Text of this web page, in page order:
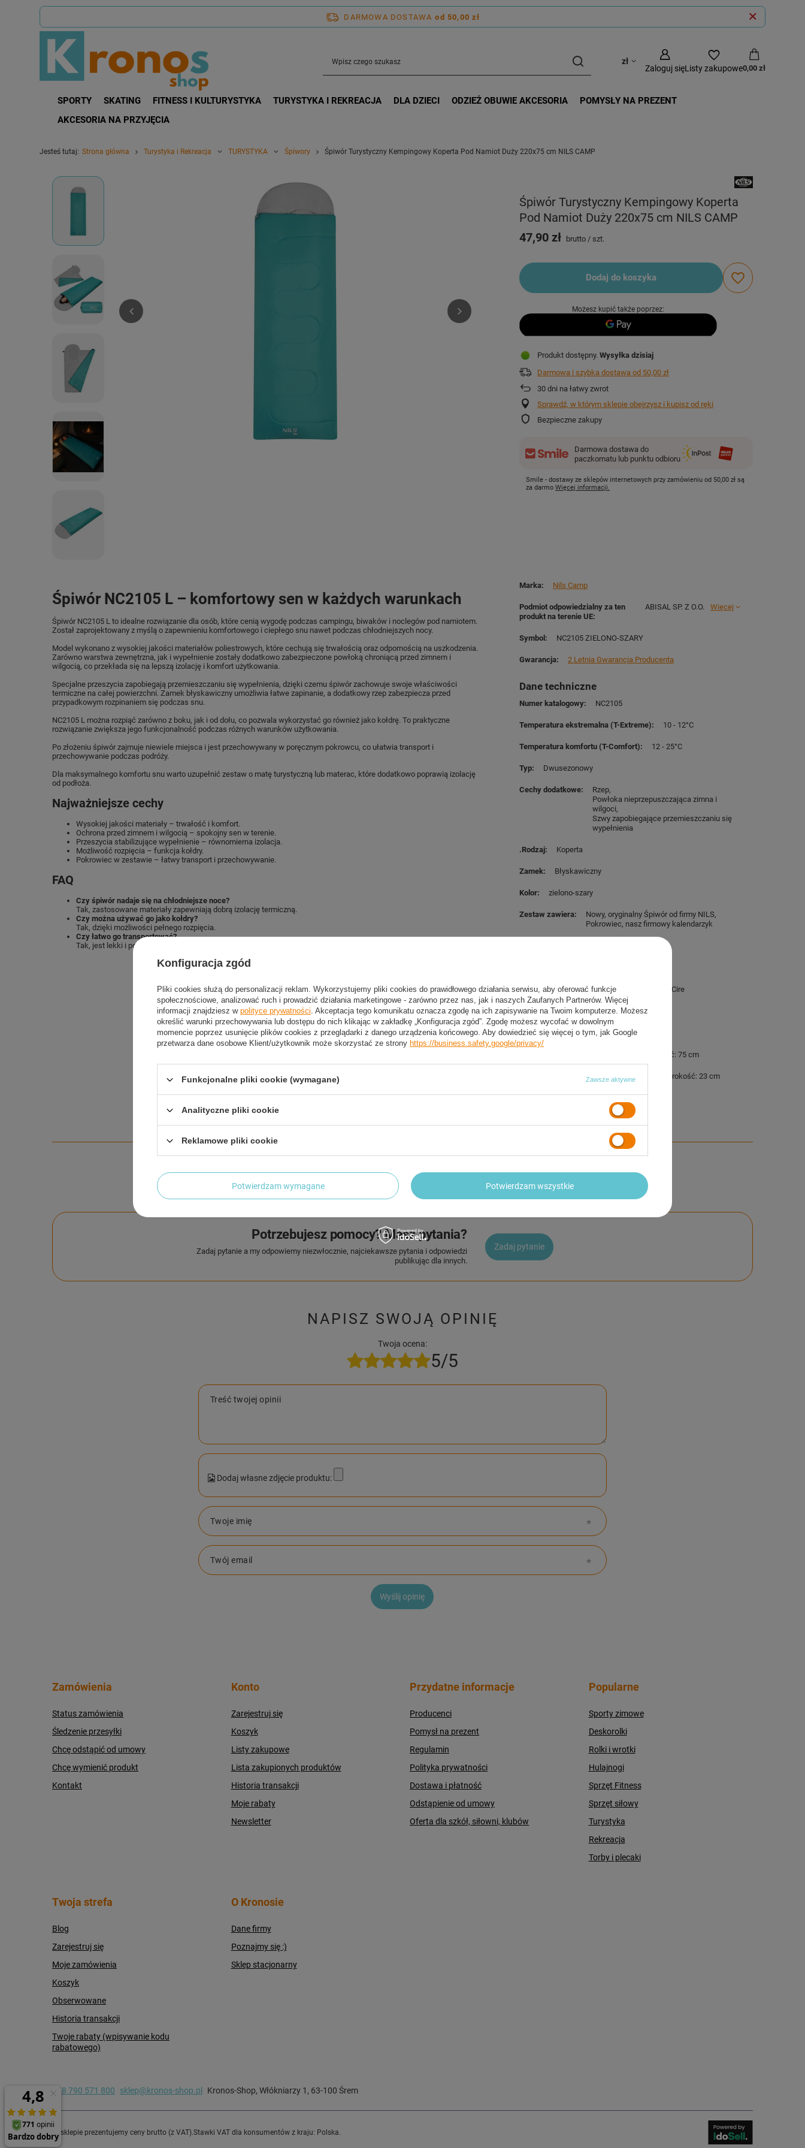
DARMOWA DOSTAWA od 50,00 zł
zł
Zaloguj sięListy zakupowe0,00 zł
SPORTY SKATING FITNESS I KULTURYSTYKA TURYSTYKA I REKREACJA DLA DZIECI ODZIEŻ OBUWIE AKCESORIA
POMYSŁY NA PREZENT
AKCESORIA NA PRZYJĘCIA
Jesteś tutaj: Strona główna Turystyka i Rekreacja TURYSTYKA Śpiwory Śpiwór Turystyczny Kempingowy Koperta Pod Namiot Duży 220x75 cm NILS CAMP
Śpiwór Turystyczny Kempingowy Koperta
Pod Namiot Duży 220x75 cm NILS CAMP
47,90 zł
brutto / szt.
Dodaj do koszyka
Możesz kupić także poprzez:
Produkt dostępny Wysyłkadzisiaj
Darmowa i szybka dostawa od 50,00 zł
30 dni na łatwy zwrot
Sprawdź, w którym sklepie obejrzysz i kupisz od ręki
Bezpieczne zakupy
Darmowa dostawa do
paczkomatu lub punktu odbioru
Smile - dostawy ze sklepów internetowych przy zamówieniu od 50,00 zł są
za darmoWięcej informacji.
Śpiwór NC2105 L – komfortowy sen w każdych warunkach
Śpiwór NC2105 L to idealne rozwiązanie dla osób, które cenią wygodę podczas campingu, biwaków i noclegów pod namiotem.
Został zaprojektowany z myślą o zapewnieniu komfortowego i ciepłego snu nawet podczas chłodniejszych nocy.
Model wykonano z wysokiej jakości materiałów poliestrowych, które cechują się trwałością oraz odpornością na uszkodzenia.
Zarówno warstwa zewnętrzna, jak i wypełnienie zostały dodatkowo zabezpieczone powłoką chroniącą przed zimnem i
wilgocią, co przekłada się na lepszą izolację i komfort użytkowania.
Specjalne przeszycia zapobiegają przemieszczaniu się wypełnienia, dzięki czemu śpiwór zachowuje swoje właściwości
termiczne na całej powierzchni. Zamek błyskawiczny umożliwia łatwe zapinanie, a dodatkowy rzep zabezpiecza przed
przypadkowym rozpinaniem się podczas snu.
NC2105 L można rozpiąć zarówno z boku, jak i od dołu, co pozwala wykorzystać go również jako kołdrę. To praktyczne
rozwiązanie zwiększa jego funkcjonalność podczas różnych warunków użytkowania.
Po złożeniu śpiwór zajmuje niewiele miejsca i jest przechowywany w poręcznym pokrowcu, co ułatwia transport i
przechowywanie podczas podróży.
Dla maksymalnego komfortu snu warto uzupełnić zestaw o matę turystyczną lub materac, które dodatkowo poprawią izolację
od podłoża.
Najważniejsze cechy
Wysokiej jakości materiały – trwałość i komfort.
Ochrona przed zimnem i wilgocią – spokojny sen w terenie.
Przeszycia stabilizujące wypełnienie – równomierna izolacja.
Możliwość rozpięcia – funkcja kołdry.
Pokrowiec w zestawie – łatwy transport i przechowywanie.
FAQ
Czy śpiwór nadaje się na chłodniejsze noce?
Tak, zastosowane materiały zapewniają dobrą izolację termiczną.
Czy można używać go jako kołdry?
Tak, dzięki możliwości pełnego rozpięcia.
Czy łatwo go transportować?
Tak, jest lekki i posiada praktyczny pokrowiec.
Marka Nils Camp
Podmiot odpowiedzialny za ten
produkt na terenie UE
ABISAL SP. Z O.O. Więcej
Symbol NC2105 ZIELONO-SZARY
Gwarancja 2 Letnia Gwarancja Producenta
Dane techniczne
Numer katalogowy NC2105
Temperatura ekstremalna (T-Extreme) 10 - 12°C
Temperatura komfortu (T-Comfort) 12 - 25°C
Typ Dwusezonowy
Cechy dodatkowe
Rzep
Powłoka nieprzepuszczająca zimna i
wilgoci
Szwy zapobiegające przemieszczaniu się
wypełnienia
.Rodzaj Koperta
Zamek Błyskawiczny
Kolor zielono-szary
Zestaw zawiera
Nowy, oryginalny Śpiwór od firmy NILS
Pokrowiec nasz firmowy kalendarzyk
Materiał zewnętrzny 190T Polyester W/R Cire
Wymiary i waga
Wypełnienie 200 g/m2 Polyester fiber
Szerokość: 75 cm
Wymiary po złożeniu Długość: 38 cm Szerokość: 23 cm
Waga 1000 g
2 Letnia Gwarancja Producenta
Potrzebujesz pomocy? Masz pytania?
Zadaj pytanie a my odpowiemy niezwłocznie, najciekawsze pytania i odpowiedzi
publikując dla innych.
Zadaj pytanie
NAPISZ SWOJĄ OPINIĘ
Twoja ocena:
5/5
Treść twojej opinii
Dodaj własne zdjęcie produktu:
Twoje imię
Twój email
Wyślij opinię
Zamówienia
Status zamówienia
Śledzenie przesyłki
Chcę odstąpić od umowy
Chcę wymienić produkt
Kontakt
Konto
Zarejestruj się
Koszyk
Listy zakupowe
Lista zakupionych produktów
Historia transakcji
Moje rabaty
Newsletter
Przydatne informacje
Producenci
Pomysł na prezent
Regulamin
Polityka prywatności
Dostawa i płatność
Odstąpienie od umowy
Oferta dla szkół, siłowni, klubów
Popularne
Sporty zimowe
Deskorolki
Rolki i wrotki
Hulajnogi
Sprzęt Fitness
Sprzęt siłowy
Turystyka
Rekreacja
Torby i plecaki
Twoja strefa
Blog
Zarejestruj się
Moje zamówienia
Koszyk
Obserwowane
Historia transakcji
Twoje rabaty (wpisywanie kodu
rabatowego)
O Kronosie
Dane firmy
Poznajmy się :)
Sklep stacjonarny
+48 790 571 800 sklep@kronos-shop.pl Kronos-Shop, Włókniarzy 1 , 63-100 Śrem
W sklepie prezentujemy ceny brutto (z VAT). Stawki VAT dla konsumentów z kraju: Polska
Konfiguracja zgód
Pliki cookies służą do personalizacji reklam. Wykorzystujemy pliki cookies do prawidłowego działania serwisu, aby oferować funkcje
społecznościowe, analizować ruch i prowadzić działania marketingowe - zarówno przez nas, jak i naszych Zaufanych Partnerów. Więcej
informacji znajdziesz w polityce prywatności. Akceptacja tego komunikatu oznacza zgodę na ich zapisywanie na Twoim komputerze. Możesz
określić warunki przechowywania lub dostępu do nich klikając w zakładkę „Konfiguracja zgód”. Zgodę możesz wycofać w dowolnym
momencie poprzez usunięcie plików cookies z przeglądarki z danego urządzenia końcowego. Aby dowiedzieć się więcej o tym, jak Google
przetwarza dane osobowe Klient/użytkownik może skorzystać ze strony https://business.safety.google/privacy/
Funkcjonalne pliki cookie (wymagane) Zawsze aktywne
Analityczne pliki cookie
Reklamowe pliki cookie
Potwierdzam wymagane Potwierdzam wszystkie